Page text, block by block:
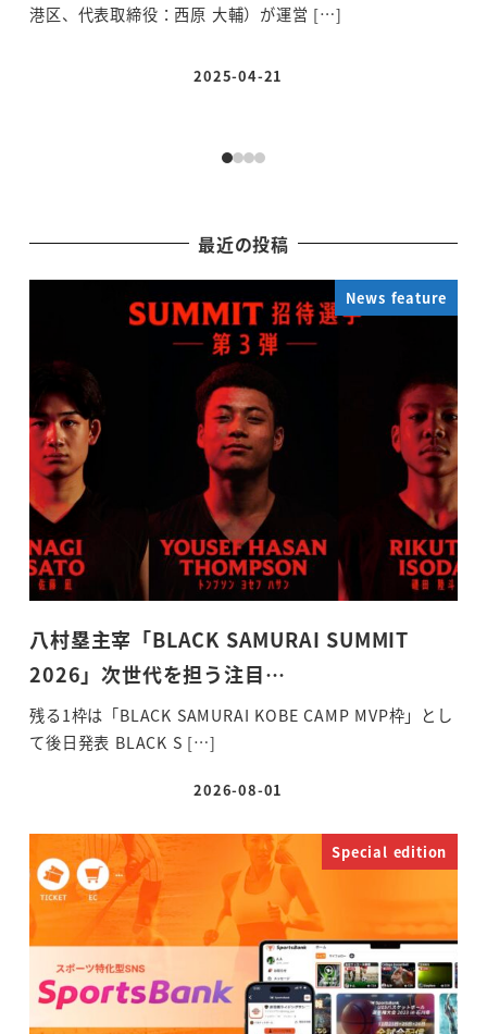
港区、代表取締役：西原 大輔）が運営 […]
投稿日
2025-04-21
最近の投稿
News feature
八村塁主宰「BLACK SAMURAI SUMMIT
2026」次世代を担う注目…
残る1枠は「BLACK SAMURAI KOBE CAMP MVP枠」とし
て後日発表 BLACK S […]
投稿日
2026-08-01
Special edition